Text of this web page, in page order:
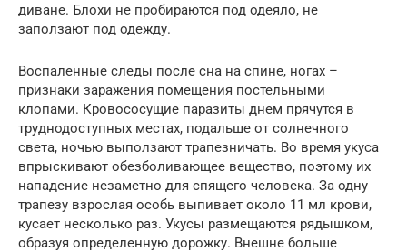
диване. Блохи не пробираются под одеяло, не
заползают под одежду.
Воспаленные следы после сна на спине, ногах –
признаки заражения помещения постельными
клопами. Кровососущие паразиты днем прячутся в
труднодоступных местах, подальше от солнечного
света, ночью выползают трапезничать. Во время укуса
впрыскивают обезболивающее вещество, поэтому их
нападение незаметно для спящего человека. За одну
трапезу взрослая особь выпивает около 11 мл крови,
кусает несколько раз. Укусы размещаются рядышком,
образуя определенную дорожку. Внешне больше